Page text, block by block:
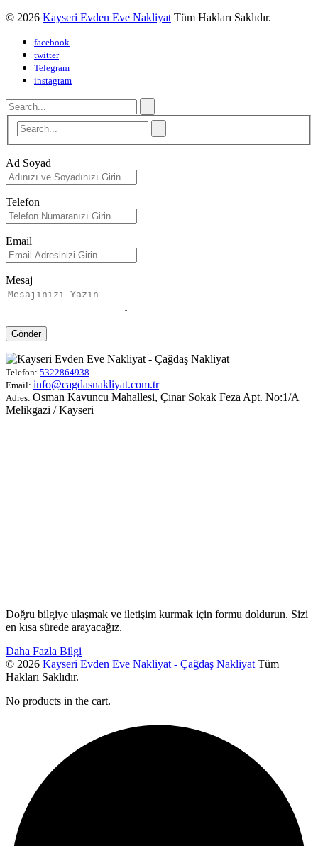
© 2026 Kayseri Evden Eve Nakliyat Tüm Hakları Saklıdır.
facebook
twitter
Telegram
instagram
Ad Soyad
Telefon
Email
Mesaj
Gönder
Telefon: 5322864938
Email: info@cagdasnakliyat.com.tr
Adres: Osman Kavuncu Mahallesi, Çınar Sokak Feza Apt. No:1/A
Melikgazi / Kayseri
Doğru bilgiye ulaşmak ve iletişim kurmak için formu doldurun. Sizi
en kısa sürede arayacağız.
Daha Fazla Bilgi
© 2026 Kayseri Evden Eve Nakliyat - Çağdaş Nakliyat Tüm
Hakları Saklıdır.
No products in the cart.